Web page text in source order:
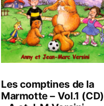
Les comptines de la
Marmotte – Vol.1 (CD)